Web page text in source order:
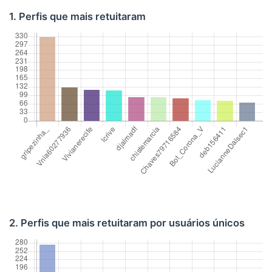
1. Perfis que mais retuitaram
2. Perfis que mais retuitaram por usuários únicos